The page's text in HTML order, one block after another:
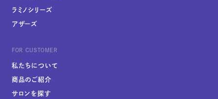
Lamino series
ラミノ
20代から始めるシンプルなスキンケア
Others
ラミノシリーズ
アザーズ
FOR CUSTOMER
私たちについて
商品のご紹介
サロンを探す